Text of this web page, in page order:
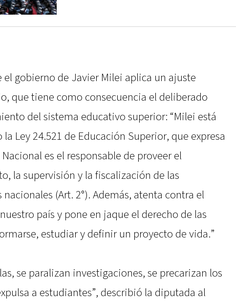
el gobierno de Javier Milei aplica un ajuste
que tiene como consecuencia el deliberado
del sistema educativo superior: “Milei está
Ley 24.521 de Educación Superior, que expresa
es el responsable de proveer el
la supervisión y la fiscalización de las
(Art. 2°). Además, atenta contra el
país y pone en jaque el derecho de las
estudiar y definir un proyecto de vida.”
se paralizan investigaciones, se precarizan los
a estudiantes”, describió la diputada al